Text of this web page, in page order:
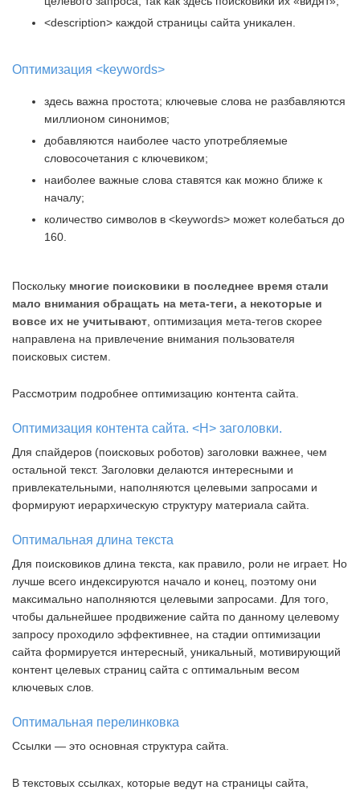
<description> каждой страницы сайта уникален.
Оптимизация <keywords>
здесь важна простота; ключевые слова не разбавляются
миллионом синонимов;
добавляются наиболее часто употребляемые
словосочетания с ключевиком;
наиболее важные слова ставятся как можно ближе к
началу;
количество символов в <keywords> может колебаться до
160.
Поскольку многие поисковики в последнее время стали
мало внимания обращать на мета-теги, а некоторые и
вовсе их не учитывают , оптимизация мета-тегов скорее
направлена на привлечение внимания пользователя
поисковых систем.
Рассмотрим подробнее оптимизацию контента сайта.
Оптимизация контента сайта. <H> заголовки.
Для спайдеров (поисковых роботов) заголовки важнее, чем
остальной текст. Заголовки делаются интересными и
привлекательными, наполняются целевыми запросами и
формируют иерархическую структуру материала сайта.
Оптимальная длина текста
Для поисковиков длина текста, как правило, роли не играет. Но
лучше всего индексируются начало и конец, поэтому они
максимально наполняются целевыми запросами. Для того,
чтобы дальнейшее продвижение сайта по данному целевому
запросу проходило эффективнее, на стадии оптимизации
сайта формируется интересный, уникальный, мотивирующий
контент целевых страниц сайта с оптимальным весом
ключевых слов.
Оптимальная перелинковка
Ссылки — это основная структура сайта.
В текстовых ссылках, которые ведут на страницы сайта,